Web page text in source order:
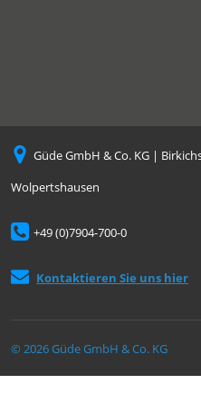
Güde GmbH & Co. KG |
Wolpertshausen
+49 (0)7904-700-0
Kontaktieren Sie uns hier
© 2026 Güde GmbH & Co. KG